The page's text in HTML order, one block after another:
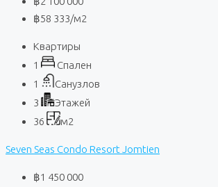
฿58 333/м2
Квартиры
1
Спален
1
Санузлов
3
Этажей
36
м2
Seven Seas Condo Resort Jomtien
฿1 450 000